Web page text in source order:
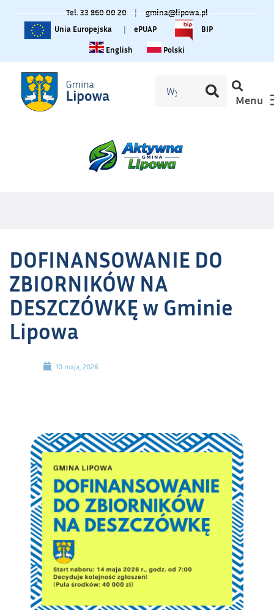
Tel. 33 860 00 20 |
gmina@lipowa.pl
Unia Europejska
| ePUAP
BIP
Change language to English
English Zmiana języka na polski
Polski
Menu
DOFINANSOWANIE DO
ZBIORNIKÓW NA
DESZCZÓWKĘ w Gminie
Lipowa
10 maja, 2026